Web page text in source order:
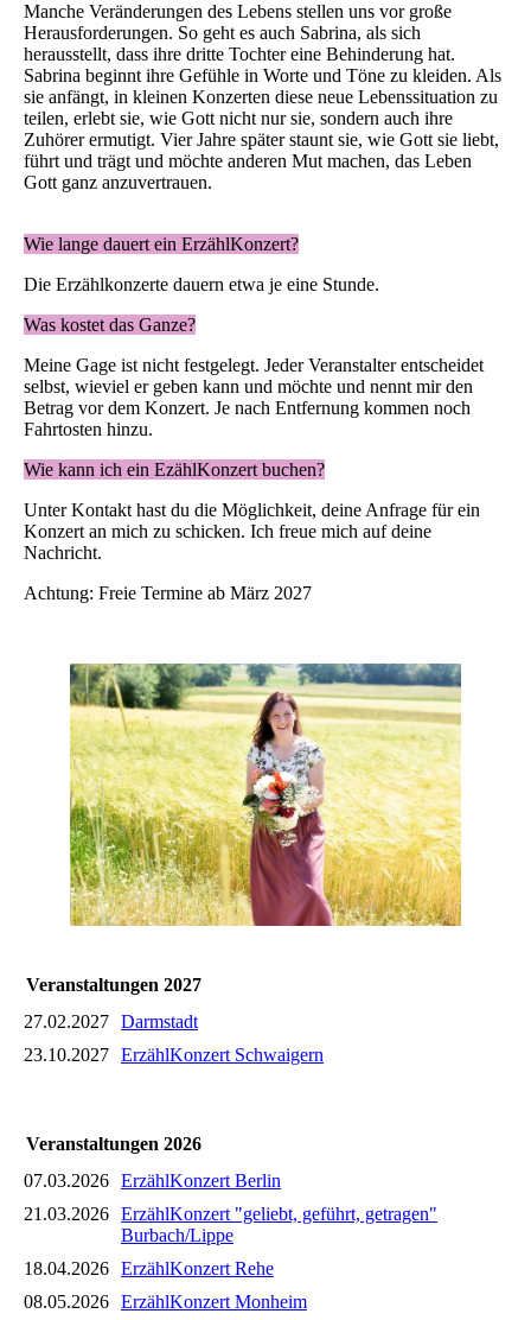
Manche Veränderungen des Lebens stellen uns vor große
Herausforderungen. So geht es auch Sabrina, als sich
herausstellt, dass ihre dritte Tochter eine Behinderung hat.
Sabrina beginnt ihre Gefühle in Worte und Töne zu kleiden. Als
sie anfängt, in kleinen Konzerten diese neue Lebenssituation zu
teilen, erlebt sie, wie Gott nicht nur sie, sondern auch ihre
Zuhörer ermutigt. Vier Jahre später staunt sie, wie Gott sie liebt,
führt und trägt und möchte anderen Mut machen, das Leben
Gott ganz anzuvertrauen.
Wie lange dauert ein ErzählKonzert?
Die Erzählkonzerte dauern etwa je eine Stunde.
Was kostet das Ganze?
Meine Gage ist nicht festgelegt. Jeder Veranstalter entscheidet
selbst, wieviel er geben kann und möchte und nennt mir den
Betrag vor dem Konzert. Je nach Entfernung kommen noch
Fahrtosten hinzu.
Wie kann ich ein EzählKonzert buchen?
Unter Kontakt hast du die Möglichkeit, deine Anfrage für ein
Konzert an mich zu schicken. Ich freue mich auf deine
Nachricht.
Achtung: Freie Termine ab März 2027
Veranstaltungen 2027
27.02.2027 Darmstadt
23.10.2027 ErzählKonzert Schwaigern
Veranstaltungen 2026
07.03.2026 ErzählKonzert Berlin
21.03.2026 ErzählKonzert "geliebt, geführt, getragen"
Burbach/Lippe
18.04.2026 ErzählKonzert Rehe
08.05.2026 ErzählKonzert Monheim